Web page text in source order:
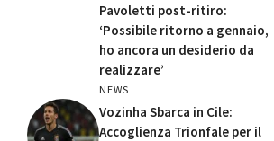
Pavoletti post-ritiro:
‘Possibile ritorno a gennaio,
ho ancora un desiderio da
realizzare’
NEWS
Vozinha Sbarca in Cile:
Accoglienza Trionfale per il